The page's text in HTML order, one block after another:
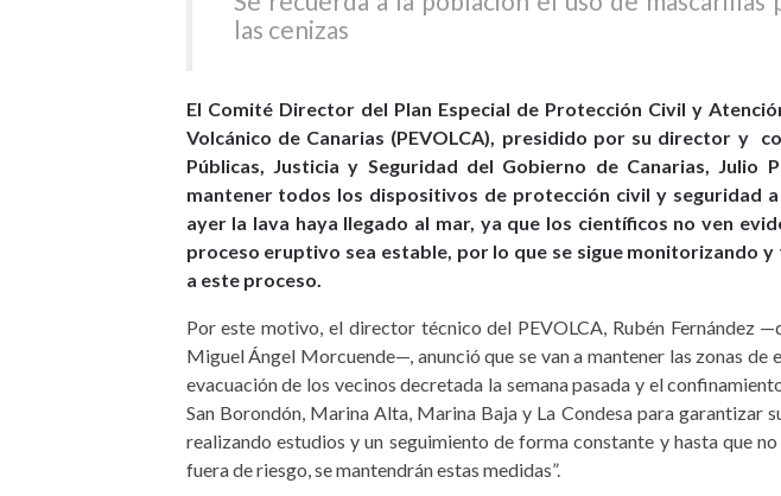
las cenizas
El Comité Director del Plan Especial de Protección Civil y
Volcánico de Canarias (PEVOLCA), presidido por su director y
Públicas, Justicia y Seguridad del Gobierno de Canarias, Julio
mantener todos los dispositivos de protección civil y seguridad
ayer la lava haya llegado al mar, ya que los científicos no ven
proceso eruptivo sea estable, por lo que se sigue monitorizando
a este proceso.
Por este motivo, el director técnico del PEVOLCA, Rubén Fernández
Miguel Ángel Morcuende—, anunció que se van a mantener las zonas
evacuación de los vecinos decretada la semana pasada y el
San Borondón, Marina Alta, Marina Baja y La Condesa para garantizar
realizando estudios y un seguimiento de forma constante y hasta que
fuera de riesgo, se mantendrán estas medidas”.